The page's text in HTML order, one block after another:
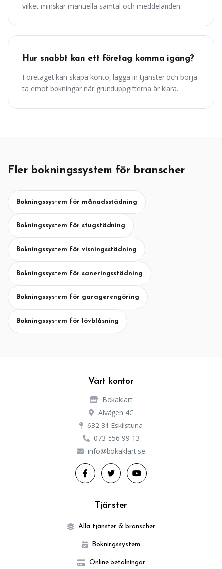
vilket minskar manuella samtal och meddelanden.
Hur snabbt kan ett företag komma igång?
Företaget kan skapa konto, lägga in tjänster och börja
ta emot bokningar när grunduppgifterna är klara.
Fler bokningssystem för branscher
Bokningssystem för månadsstädning
Bokningssystem för stugstädning
Bokningssystem för visningsstädning
Bokningssystem för saneringsstädning
Bokningssystem för garagerengöring
Bokningssystem för lövblåsning
Vårt kontor
Bokaklart
Alvägen 4C
632 31 Eskilstuna
073-556 99 13
info@bokaklart.se
Tjänster
Alla tjänster & branscher
Bokningssystem
Online betalningar